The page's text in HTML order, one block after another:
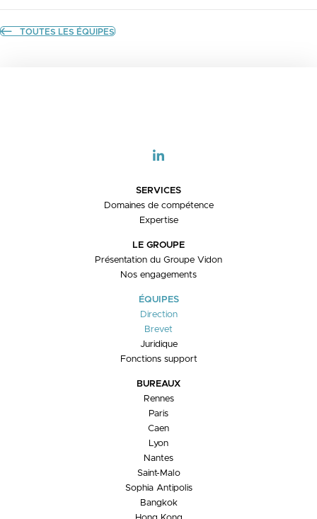
TOUTES LES ÉQUIPES
SERVICES
Domaines de compétence
Expertise
LE GROUPE
Présentation du Groupe Vidon
Nos engagements
ÉQUIPES
Direction
Brevet
Juridique
Fonctions support
BUREAUX
Rennes
Paris
Caen
Lyon
Nantes
Saint-Malo
Sophia Antipolis
Bangkok